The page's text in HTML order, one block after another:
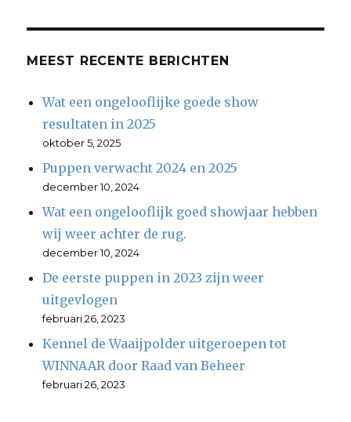
MEEST RECENTE BERICHTEN
Wat een ongelooflijke goede show
resultaten in 2025
oktober 5, 2025
Puppen verwacht 2024 en 2025
december 10, 2024
Wat een ongelooflijk goed showjaar hebben
wij weer achter de rug.
december 10, 2024
De eerste puppen in 2023 zijn weer
uitgevlogen
februari 26, 2023
Kennel de Waaijpolder uitgeroepen tot
WINNAAR door Raad van Beheer
februari 26, 2023